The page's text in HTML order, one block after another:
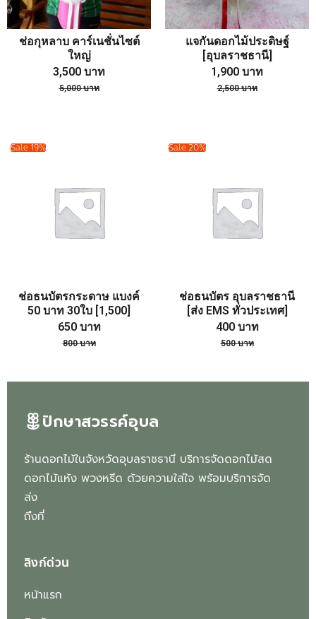
ช่อกุหลาบ คาร์เนชั่นไซต์
ใหญ่
5,000บาท
3,500 บาท
แจกันดอกไม้ประดิษฐ์
[อุบลราชธานี]
2,500บาท
1,900 บาท
Sale 19%
ช่อธนบัตรกระดาษ แบงค์
50 บาท 30ใบ [1,500]
800บาท
650 บาท
Sale 20%
ช่อธนบัตร อุบลราชธานี
[ส่ง EMS ทั่วประเทศ]
500บาท
400 บาท
ปักษาสวรรค์อุบล
ร้านดอกไม้ในจังหวัดอุบลราชธานี บริการจัดดอกไม้สด
ดอกไม้แห้ง พวงหรีด ด้วยความใส่ใจ พร้อมบริการจัด
ส่ง
ถึงที่
ลิงก์ด่วน
หน้าแรก